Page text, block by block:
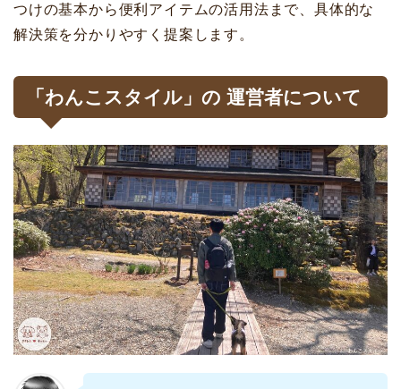
つけの基本から便利アイテムの活用法まで、具体的な
解決策を分かりやすく提案します。
「わんこスタイル」の 運営者について